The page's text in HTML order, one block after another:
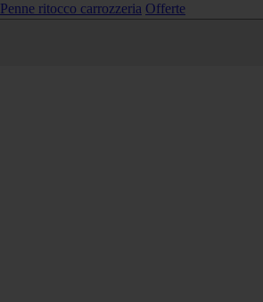
Penne ritocco carrozzeria Offerte